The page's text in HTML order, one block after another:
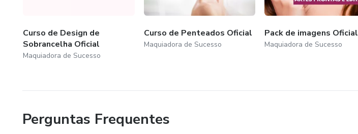
Curso de Design de
Sobrancelha Oficial
Maquiadora de Sucesso
Curso de Penteados Oficial
Maquiadora de Sucesso
Pack de imagens Oficial
Maquiadora de Sucesso
Perguntas Frequentes